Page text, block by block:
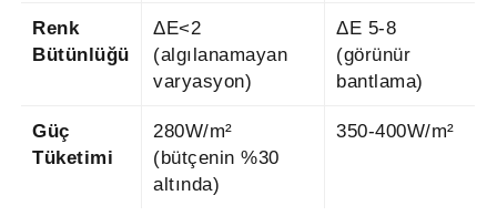
Renk
Bütünlüğü
ΔE<2
(algılanamayan
varyasyon)
ΔE 5-8
(görünür
bantlama)
Güç
Tüketimi
280W/m²
(bütçenin %30
altında)
350-400W/m²